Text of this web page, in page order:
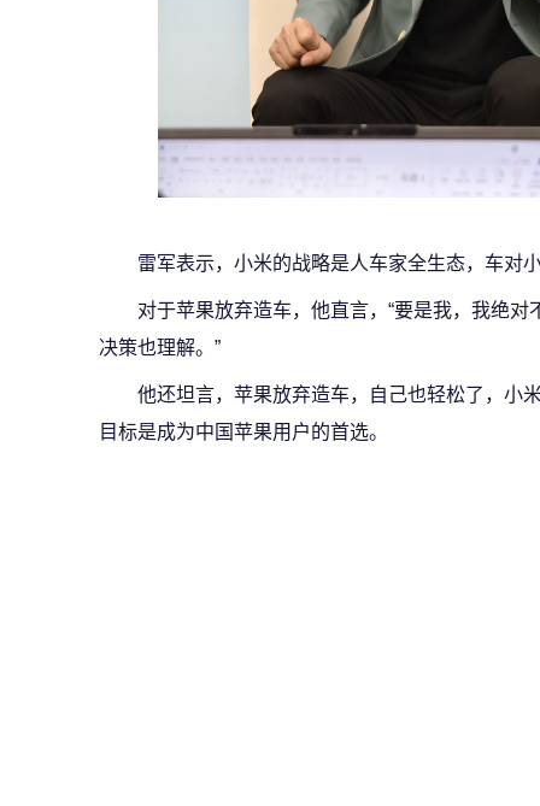
雷军表示，小米的战略是人车家全生态，车对
对于苹果放弃造车，他直言，“要是我，我绝
决策也理解。”
他还坦言，苹果放弃造车，自己也轻松了，小
目标是成为中国苹果用户的首选。